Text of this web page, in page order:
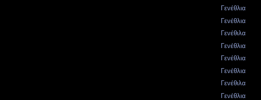
Γενέθλια
Γενέθλια
Γενέθιλα
Γενέθλια
Γενέθλια
Γενέθλια
Γενέθιλα
Γενέθλια